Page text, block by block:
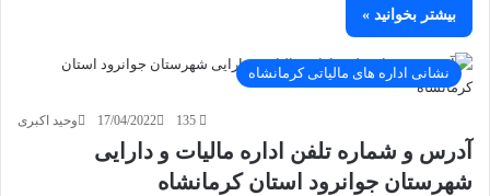
بیشتر بخوانید »
نشانی اداره های مالیاتی کرمانشاه
وحید اکبری 17/04/2022
آدرس و شماره تلفن اداره مالیات و دارایی
شهرستان جوانرود استان کرمانشاه